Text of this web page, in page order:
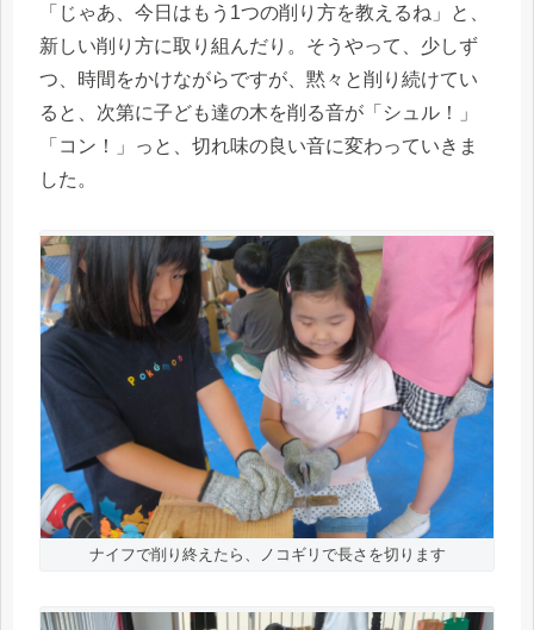
「じゃあ、今日はもう1つの削り方を教えるね」と、
新しい削り方に取り組んだり。そうやって、少しず
つ、時間をかけながらですが、黙々と削り続けてい
ると、次第に子ども達の木を削る音が 「シュル！」
「コン！」っと、切れ味の良い音に変わっていきま
した。
ナイフで削り終えたら、ノコギリで長さを切ります